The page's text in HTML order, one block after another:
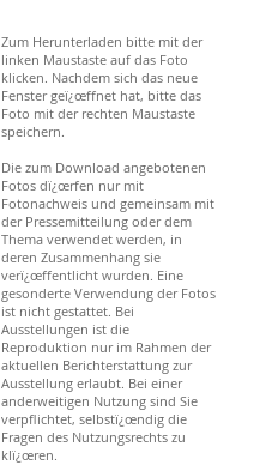
Zum Herunterladen bitte mit der
linken Maustaste auf das Foto
klicken. Nachdem sich das neue
Fenster geï¿œffnet hat, bitte das
Foto mit der rechten Maustaste
speichern.
Die zum Download angebotenen
Fotos dï¿œrfen nur mit
Fotonachweis und gemeinsam mit
der Pressemitteilung oder dem
Thema verwendet werden, in
deren Zusammenhang sie
verï¿œffentlicht wurden. Eine
gesonderte Verwendung der Fotos
ist nicht gestattet. Bei
Ausstellungen ist die
Reproduktion nur im Rahmen der
aktuellen Berichterstattung zur
Ausstellung erlaubt. Bei einer
anderweitigen Nutzung sind Sie
verpflichtet, selbstï¿œndig die
Fragen des Nutzungsrechts zu
klï¿œren.